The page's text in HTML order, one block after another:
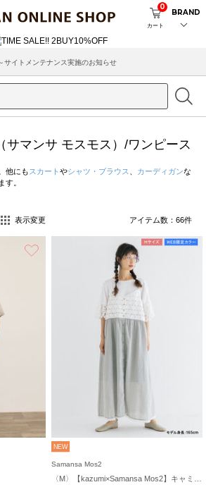
カート
0
BRAND
イトメンテナンス実施のお知らせ
運輸の配送遅延・停止について
サマンサ モスモス）/ワンピース
他にも スカート やシャツ・ブラウス カーディガンな
す。
表示変更 アイテム数： 66件
NEW
Samansa Mos2